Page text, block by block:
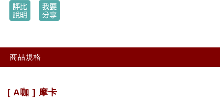
商品規格
[ A咖 ] 摩卡